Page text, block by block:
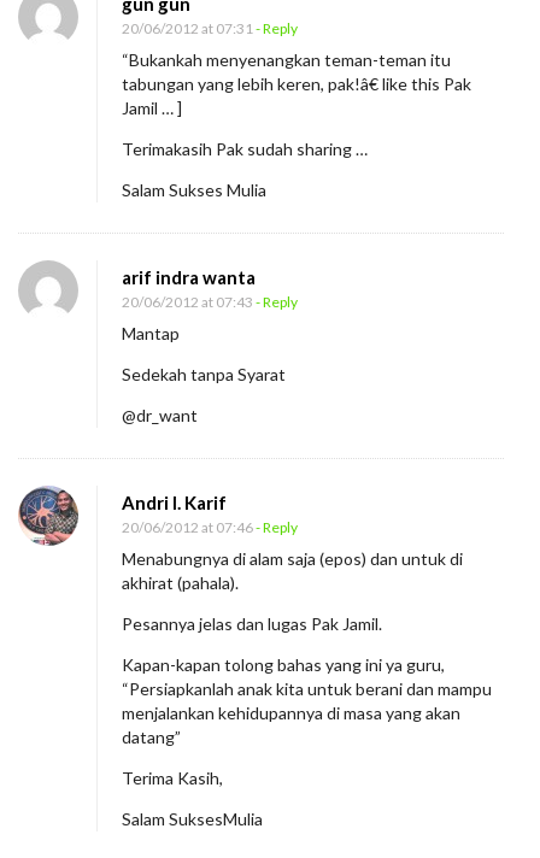
J
n
g
a
e
n
a
b
u
20/06/2012 at 07:31- Reply
“Bukankah menyenangkan teman-teman itu
tabungan yang lebih keren, pak!â€ like this Pak
Jamil … ]
Terimakasih Pak sudah sharing …
Salam Sukses Mulia
arif indra wanta
20/06/2012 at 07:43 - Reply
Mantap
Sedekah tanpa Syarat
@dr_want
Andri I. Karif
20/06/2012 at 07:46- Reply
Menabungnya di alam saja (epos) dan untuk di
akhirat (pahala).
Pesannya jelas dan lugas Pak Jamil.
Kapan-kapan tolong bahas yang ini ya guru,
“Persiapkanlah anak kita untuk berani dan mampu
menjalankan kehidupannya di masa yang akan
datang”
Terima Kasih,
Salam SuksesMulia